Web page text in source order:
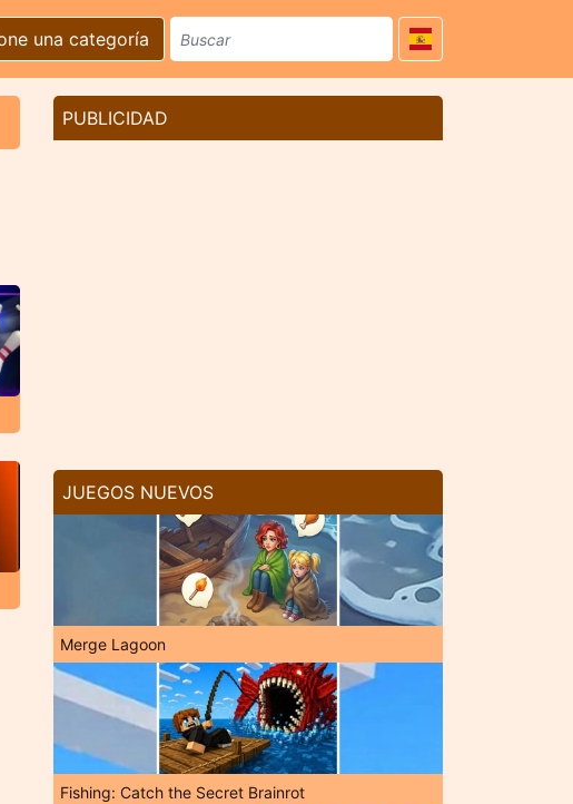
una categoría
PUBLICIDAD
JUEGOS NUEVOS
Merge Lagoon
Fishing: Catch the Secret Brainrot